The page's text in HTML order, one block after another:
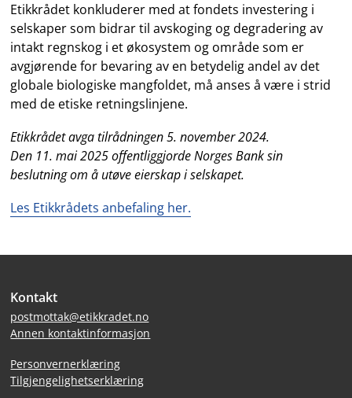
Etikkrådet konkluderer med at fondets investering i
selskaper som bidrar til avskoging og degradering av
intakt regnskog i et økosystem og område som er
avgjørende for bevaring av en betydelig andel av det
globale biologiske mangfoldet, må anses å være i strid
med de etiske retningslinjene.
Etikkrådet avga tilrådningen 5. november 2024.
Den 11. mai 2025 offentliggjorde Norges Bank sin
beslutning om å utøve eierskap i selskapet.
Les Etikkrådets anbefaling her.
Bunntekst
Kontakt
postmottak@etikkradet.no
Annen kontaktinformasjon
Personvernerklæring
Tilgjengelighetserklæring